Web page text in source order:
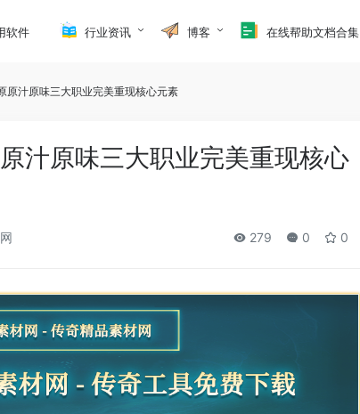
软件 行业资讯 博客 在线帮助文档合集
原汁原味三大职业完美重现核心元素
汁原味三大职业完美重现核心
279 0 0